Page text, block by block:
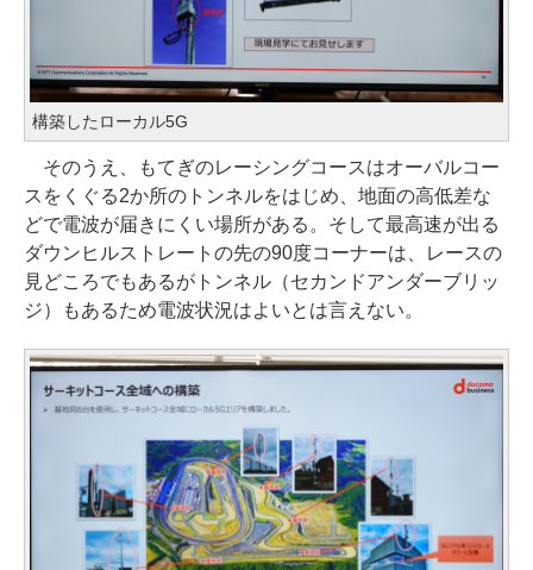
構築したローカル5G
そのうえ、もてぎのレーシングコースはオーバルコー
スをくぐる2か所のトンネルをはじめ、地面の高低差な
どで電波が届きにくい場所がある。そして最高速が出る
ダウンヒルストレートの先の90度コーナーは、レースの
見どころでもあるがトンネル（セカンドアンダーブリッ
ジ）もあるため電波状況はよいとは言えない。